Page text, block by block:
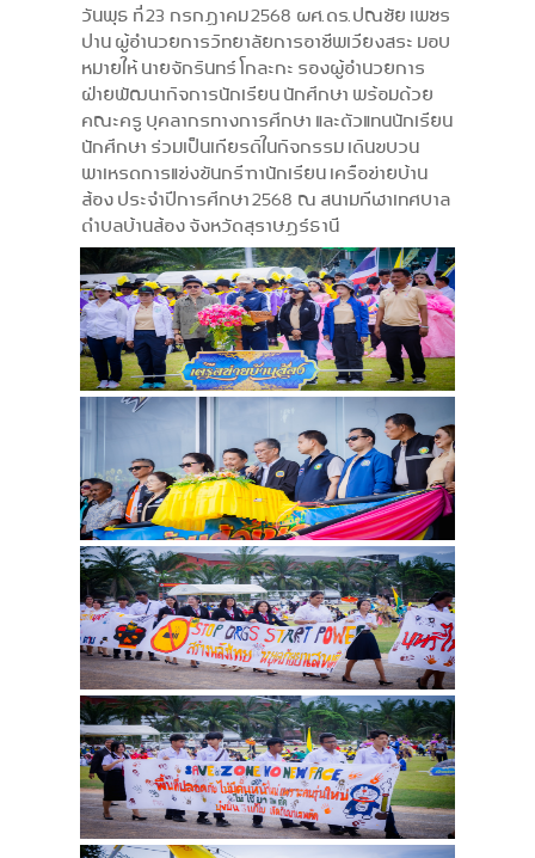
วันพุธ ที่ 23 กรกฎาคม 2568 ผศ.ดร.ปณชัย เพชร
ปาน ผู้อำนวยการวิทยาลัยการอาชีพเวียงสระ มอบ
หมายให้ นายจักรินทร์ โกละกะ รองผู้อำนวยการ
ฝ่ายพัฒนากิจการนักเรียน นักศึกษา พร้อมด้วย
คณะครู บุคลากรทางการศึกษา และตัวแทนนักเรียน
นักศึกษา ร่วมเป็นเกียรติในกิจกรรม เดินขบวน
พาเหรดการแข่งขันกรีฑานักเรียน เครือข่ายบ้าน
ส้อง ประจำปีการศึกษา 2568 ณ สนามกีฬาเทศบาล
ตำบลบ้านส้อง จังหวัดสุราษฎร์ธานี